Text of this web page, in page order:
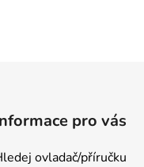
pro vás
ovladač/příručku